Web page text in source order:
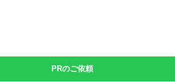
PRのご依頼